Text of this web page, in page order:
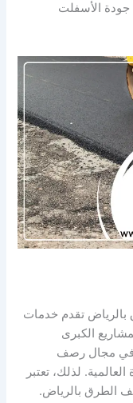
جودة الأسفلت
تقدم خدمات
الكبرى
في مجال رصف
لذلك، تعتبر
الطرق بالرياض.